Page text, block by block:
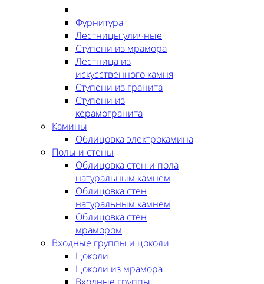
Фурнитура
Лестницы уличные
Ступени из мрамора
Лестница из
искусственного камня
Ступени из гранита
Ступени из
керамогранита
Камины
Облицовка электрокамина
Полы и стены
Облицовка стен и пола
натуральным камнем
Облицовка стен
натуральным камнем
Облицовка стен
мрамором
Входные группы и цоколи
Цоколи
Цоколи из мрамора